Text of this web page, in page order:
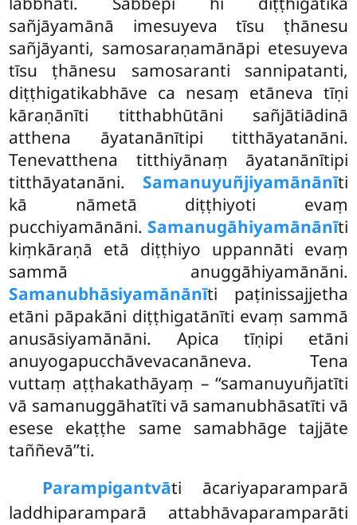
sañjāyamānā imesuyeva tīsu ṭhānesu
sañjāyanti, samosaraṇamānāpi etesuyeva
tīsu ṭhānesu samosaranti sannipatanti,
diṭṭhigatikabhāve ca nesaṃ etāneva tīṇi
kāraṇānīti titthabhūtāni sañjātiādinā
atthena āyatanānītipi titthāyatanāni.
Tenevatthena titthiyānaṃ āyatanānītipi
titthāyatanāni. Samanuyuñjiyamānānīti
kā nāmetā diṭṭhiyoti evaṃ
pucchiyamānāni. Samanugāhiyamānānīti
kiṃkāraṇā etā diṭṭhiyo uppannāti evaṃ
sammā anuggāhiyamānāni.
Samanubhāsiyamānānīti paṭinissajjetha
etāni pāpakāni diṭṭhigatānīti evaṃ sammā
anusāsiyamānāni. Apica tīṇipi etāni
anuyogapucchāvevacanāneva. Tena
vuttaṃ aṭṭhakathāyaṃ – ‘‘samanuyuñjatīti
vā samanuggāhatīti vā samanubhāsatīti vā
esese ekaṭṭhe same samabhāge tajjāte
taññevā’’ti.
Parampigantvāti ācariyaparamparā
laddhiparamparā attabhāvaparamparāti